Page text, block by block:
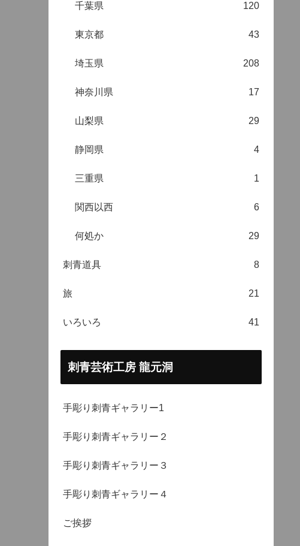
千葉県 120
東京都 43
埼玉県 208
神奈川県 17
山梨県 29
静岡県 4
三重県 1
関西以西 6
何処か 29
刺青道具 8
旅 21
いろいろ 41
刺青芸術工房 龍元洞
手彫り刺青ギャラリー1
手彫り刺青ギャラリー２
手彫り刺青ギャラリー３
手彫り刺青ギャラリー４
ご挨拶